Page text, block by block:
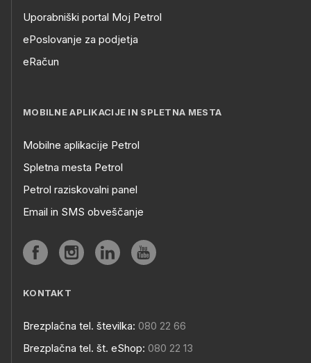
Uporabniški portal Moj Petrol
ePoslovanje za podjetja
eRačun
MOBILNE APLIKACIJE IN SPLETNA MESTA
Mobilne aplikacije Petrol
Spletna mesta Petrol
Petrol raziskovalni panel
Email in SMS obveščanje
KONTAKT
Brezplačna tel. številka: 080 22 66
Brezplačna tel. št. eShop: 080 22 13